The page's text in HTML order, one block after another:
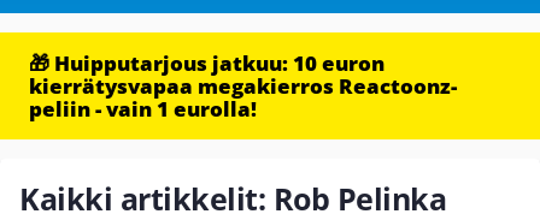
🎁 Huipputarjous jatkuu: 10 euron
kierrätysvapaa megakierros Reactoonz-
peliin - vain 1 eurolla!
Kaikki artikkelit: Rob Pelinka